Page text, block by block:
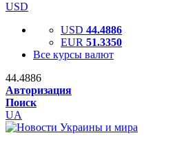
USD
USD 44.4886
EUR 51.3350
Все курсы валют
44.4886
Авторизация
Поиск
UA